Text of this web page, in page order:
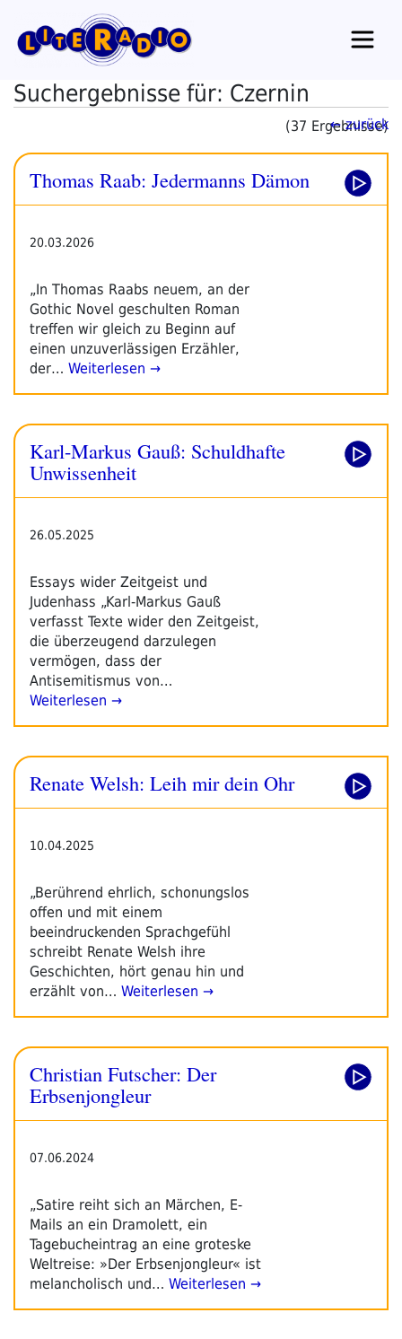
Inhalt
springen
Suchergebnisse für: Czernin
(37 Ergebnisse)
← zurück
Thomas Raab: Jedermanns Dämon
20.03.2026
„In Thomas Raabs neuem, an der
Gothic Novel geschulten Roman
treffen wir gleich zu Beginn auf
einen unzuverlässigen Erzähler,
der… Weiterlesen →
Karl-Markus Gauß: Schuldhafte
Unwissenheit
26.05.2025
Essays wider Zeitgeist und
Judenhass „Karl-Markus Gauß
verfasst Texte wider den Zeitgeist,
die überzeugend darzulegen
vermögen, dass der
Antisemitismus von…
Weiterlesen →
Renate Welsh: Leih mir dein Ohr
10.04.2025
„Berührend ehrlich, schonungslos
offen und mit einem
beeindruckenden Sprachgefühl
schreibt Renate Welsh ihre
Geschichten, hört genau hin und
erzählt von… Weiterlesen →
Christian Futscher: Der
Erbsenjongleur
07.06.2024
„Satire reiht sich an Märchen, E-
Mails an ein Dramolett, ein
Tagebucheintrag an eine groteske
Weltreise: »Der Erbsenjongleur« ist
melancholisch und… Weiterlesen →